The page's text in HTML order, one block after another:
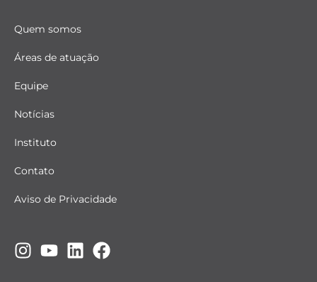
Quem somos
Áreas de atuação
Equipe
Notícias
Instituto
Contato
Aviso de Privacidade